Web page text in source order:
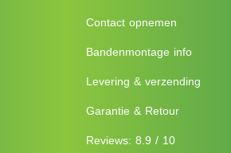
Contact opnemen
Bandenmontage info
Levering & verzending
Garantie & Retour
Reviews: 8.9 / 10